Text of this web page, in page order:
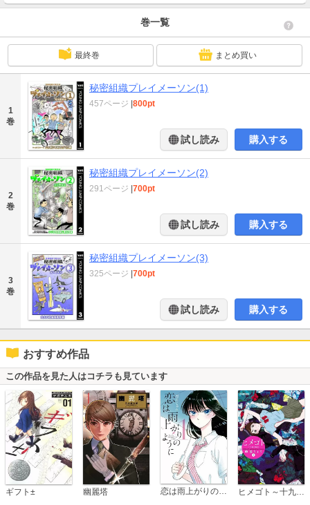
巻一覧
最終巻 まとめ買い
1
巻
秘密組織プレイメーソン(1)
457ページ |800pt
試し読み 購入する
2
巻
秘密組織プレイメーソン(2)
291ページ |700pt
試し読み 購入する
3
巻
秘密組織プレイメーソン(3)
325ページ |700pt
試し読み 購入する
おすすめ作品
この作品を見た人はコチラも見ています
ギフト± 幽麗塔 恋は雨上がりのように